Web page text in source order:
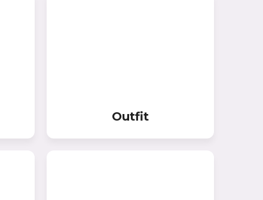
Outfit